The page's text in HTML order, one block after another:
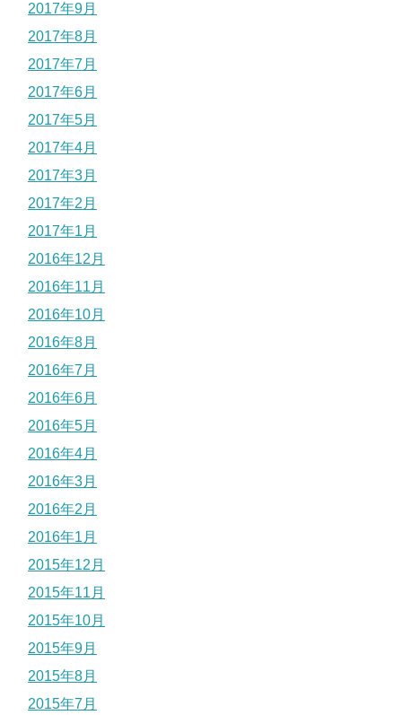
2017年9月
2017年8月
2017年7月
2017年6月
2017年5月
2017年4月
2017年3月
2017年2月
2017年1月
2016年12月
2016年11月
2016年10月
2016年8月
2016年7月
2016年6月
2016年5月
2016年4月
2016年3月
2016年2月
2016年1月
2015年12月
2015年11月
2015年10月
2015年9月
2015年8月
2015年7月